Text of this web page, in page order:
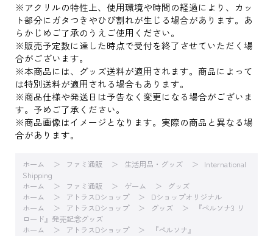
※アクリルの特性上、使用環境や時間の経過により、カッ
ト部分にガタつきやひび割れが生じる場合があります。あ
らかじめご了承のうえご使用ください。
※販売予定数に達した時点で受付を終了させていただく場
合がございます。
※本商品には、グッズ送料が適用されます。商品によって
は特別送料が適用される場合もあります。
※商品仕様や発送日は予告なく変更になる場合がございま
す。予めご了承ください。
※商品画像はイメージとなります。実際の商品と異なる場
合があります。
ホーム ファミ通販 生活用品・グッズ
International
Shipping
ホーム
ファミ通販 ゲーム
グッズ
ホーム
アトラスDショップ
Dショップオリジナル
ホーム
アトラスDショップ グッズ
『ペルソナ3 リ
ロード』発売記念グッズ
ホーム
アトラスDショップ 『ペルソナ』